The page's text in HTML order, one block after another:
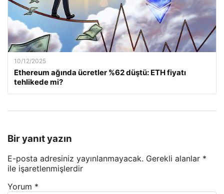
10/12/2025
Ethereum ağında ücretler %62 düştü: ETH fiyatı
tehlikede mi?
Bir yanıt yazın
E-posta adresiniz yayınlanmayacak. Gerekli alanlar *
ile işaretlenmişlerdir
Yorum *